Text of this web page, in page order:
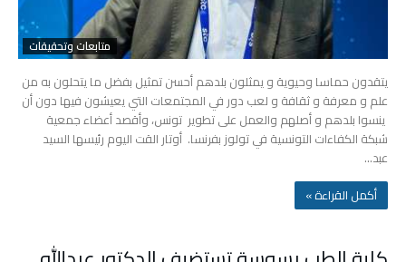
متابعات وتحقيقات
يتقدون حماسا وحيوية و يمثلون بلدهم أحسن تمثيل بفضل ما يتحلون به من
علم و معرفة و ثقافة و لعب دور في المجتمعات التي يعيشون فيها دون أن
ينسوا بلدهم و أصلهم والعمل على تطوير تونس، وأقصد أعضاء جمعية
شبكة الكفاءات التونسية في تولوز بفرنسا. أوتار القت اليوم رئيسها السيد
عبد…
‫أكمل القراءة »‬